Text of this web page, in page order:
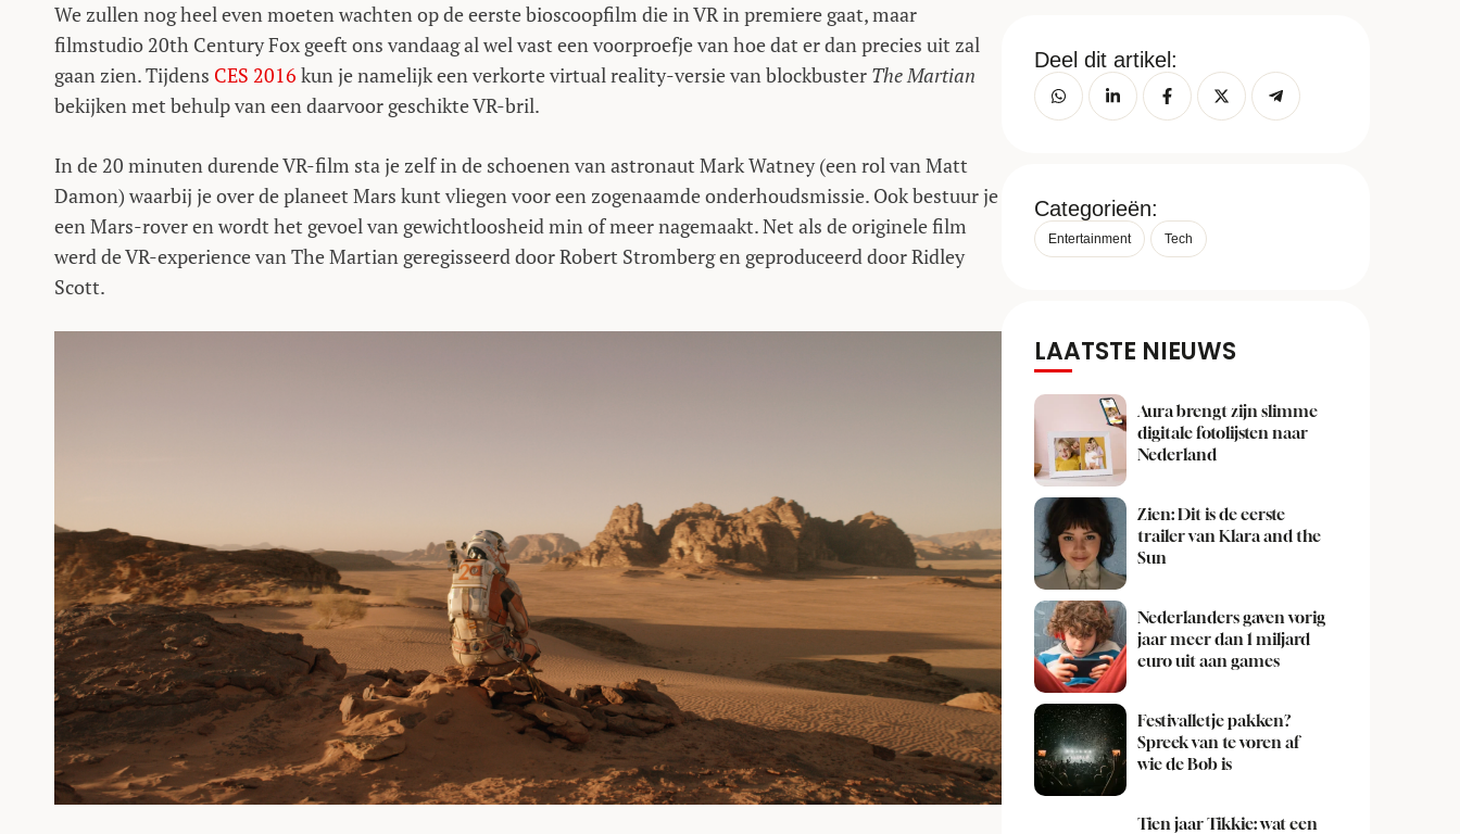
We zullen nog heel even moeten wachten op de eerste bioscoopfilm die in VR in premiere gaat, maar
filmstudio 20th Century Fox geeft ons vandaag al wel vast een voorproefje van hoe dat er dan precies uit zal
gaan zien. Tijdens CES 2016 kun je namelijk een verkorte virtual reality-versie van blockbuster The Martian
bekijken met behulp van een daarvoor geschikte VR-bril.
In de 20 minuten durende VR-film sta je zelf in de schoenen van astronaut Mark Watney (een rol van Matt
Damon) waarbij je over de planeet Mars kunt vliegen voor een zogenaamde onderhoudsmissie. Ook bestuur je
een Mars-rover en wordt het gevoel van gewichtloosheid min of meer nagemaakt. Net als de originele film
werd de VR-experience van The Martian geregisseerd door Robert Stromberg en geproduceerd door Ridley
Scott.
Deel dit artikel:
Categorieën:
Entertainment Tech
LAATSTE NIEUWS
Aura brengt zijn slimme
digitale fotolijsten naar
Nederland
Zien: Dit is de eerste
trailer van Klara and the
Sun
Nederlanders gaven vorig
jaar meer dan 1 miljard
euro uit aan games
Festivalletje pakken?
Spreek van te voren af
wie de Bob is
Tien jaar Tikkie: wat een